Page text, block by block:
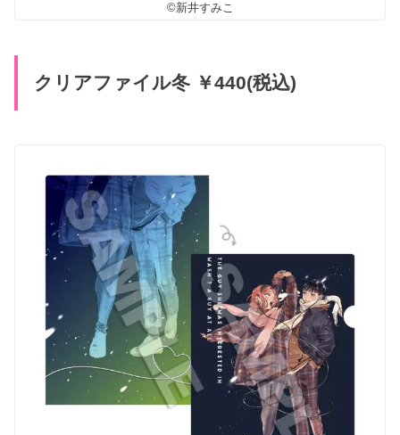
©新井すみこ
クリアファイル冬 ￥440(税込)